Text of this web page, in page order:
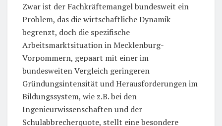
Zwar ist der Fachkräftemangel bundesweit ein
Problem, das die wirtschaftliche Dynamik
begrenzt, doch die spezifische
Arbeitsmarktsituation in Mecklenburg-
Vorpommern, gepaart mit einer im
bundesweiten Vergleich geringeren
Gründungsintensität und Herausforderungen im
Bildungssystem, wie z.B. bei den
Ingenieurwissenschaften und der
Schulabbrecherquote, stellt eine besondere